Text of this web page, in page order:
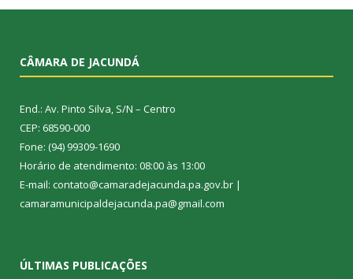
CÂMARA DE JACUNDÁ
End.: Av. Pinto Silva, S/N – Centro
CEP: 68590-000
Fone: (94) 99309-1690
Horário de atendimento: 08:00 às 13:00
E-mail: contato@camaradejacunda.pa.gov.br |
camaramunicipaldejacunda.pa@gmail.com
ÚLTIMAS PUBLICAÇÕES